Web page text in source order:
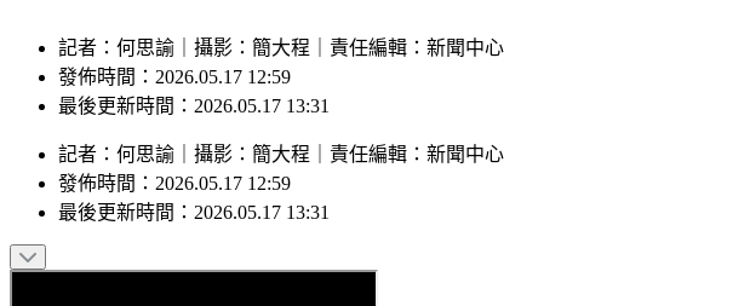
記者：何思諭｜攝影：簡大程｜責任編輯：新聞中心
發佈時間：2026.05.17 12:59
最後更新時間：2026.05.17 13:31
記者 ： 何思諭 攝影 ： 簡大程 責任編輯 ： 新聞中心
發佈時間： 2026.05.17 12:59
最後更新時間： 2026.05.17 13:31